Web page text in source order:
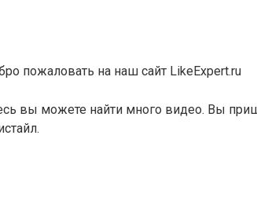
пожаловать на наш сайт LikeExpert.ru
вы можете найти много видео. Вы